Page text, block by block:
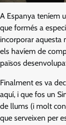
A Espanya teníem
que formés a
incorporar aquesta
els havíem de
països
Finalment es va
aquí, i que fos un
de llums (i molt
que serveixen per